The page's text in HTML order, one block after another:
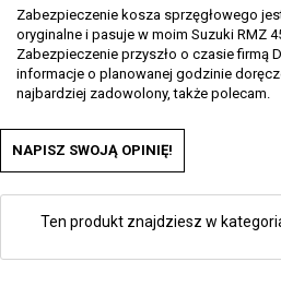
Zabezpieczenie kosza sprzęgłowego
oryginalne i pasuje w moim Suzuki RMZ
Zabezpieczenie przyszło o czasie firmą
informacje o planowanej godzinie
najbardziej zadowolony, także polecam.
NAPISZ SWOJĄ OPINIĘ!
Ten produkt znajdziesz w